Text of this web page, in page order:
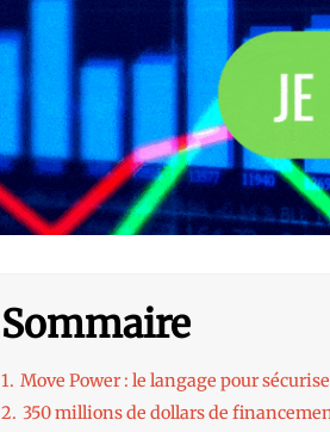
Sommaire
1. Move Power : le langage pour
2. 350 millions de dollars de